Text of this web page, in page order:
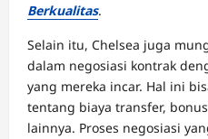
Berkualitas.
Selain itu, Chelsea juga
dalam negosiasi kontrak
yang mereka incar. Hal ini
tentang biaya transfer,
lainnya. Proses negosiasi